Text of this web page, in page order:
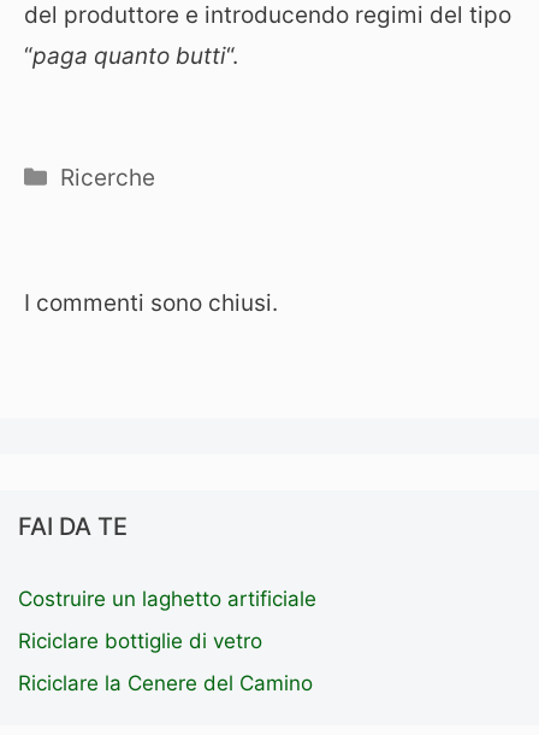
del produttore e introducendo regimi del tipo
“paga quanto butti“.
Categorie
Ricerche
I commenti sono chiusi.
FAI DA TE
Costruire un laghetto artificiale
Riciclare bottiglie di vetro
Riciclare la Cenere del Camino